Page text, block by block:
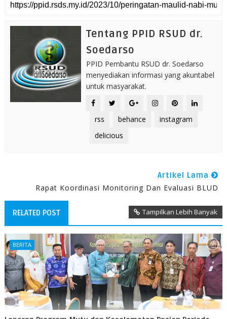
Tentang PPID RSUD dr.
Soedarso
PPID Pembantu RSUD dr. Soedarso
menyediakan informasi yang akuntabel
untuk masyarakat.
rss behance
instagram
delicious
Artikel Lama
Rapat Koordinasi Monitoring Dan Evaluasi BLUD
RELATED POST Tampilkan Lebih Banyak
BERITA